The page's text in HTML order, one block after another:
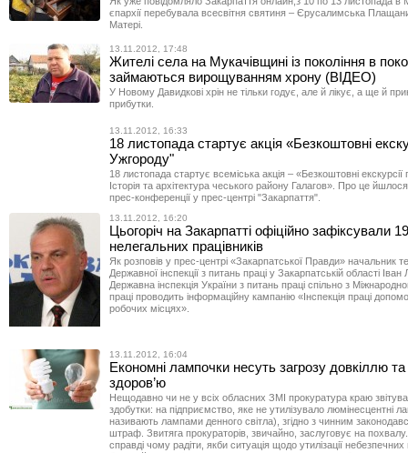
єпархії перебувала всесвітня святиня – Єрусалимська
Матері.
13.11.2012, 17:48
Жителі села на Мукачівщині із покоління в
займаються вирощуванням хрону (ВІДЕО)
У Новому Давидкові хрін не тільки годує, але й лікує, а ще й
прибутки.
13.11.2012, 16:33
18 листопада стартує акція «Безкоштовні
Ужгороду"
18 листопада стартує всеміська акція – «Безкоштовні
Історія та архітектура чеського району Галагов». Про це
прес-конференції у прес-центрі "Закарпаття".
13.11.2012, 16:20
Цьогоріч на Закарпатті офіційно зафіксували
нелегальних працівників
Як розповів у прес-центрі «Закарпатської Правди» начальник
Державної інспекції з питань праці у Закарпатській області
Державна інспекція України з питань праці спільно з
праці проводить інформаційну кампанію «Інспекція праці
робочих місцях».
13.11.2012, 16:04
Економні лампочки несуть загрозу довкіллю
здоров’ю
Нещодавно чи не у всіх обласних ЗМІ прокуратура краю
здобутки: на підприємство, яке не утилізувало люмінесцентні
називають лампами денного світла), згідно з чинним
штраф. Звитяга прокураторів, звичайно, заслуговує на
справді чому радіти, якби ситуація щодо утилізації